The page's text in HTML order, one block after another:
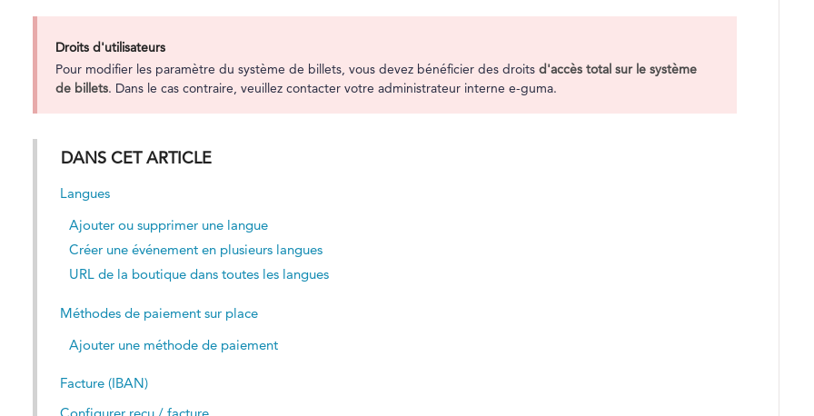
Droits d'utilisateurs
Pour modifier les paramètre du système de billets, vous devez bénéficier des droits d'accès total sur le système
de billets. Dans le cas contraire, veuillez contacter votre administrateur interne e-guma.
DANS CET ARTICLE
Langues
Ajouter ou supprimer une langue
Créer une événement en plusieurs langues
URL de la boutique dans toutes les langues
Méthodes de paiement sur place
Ajouter une méthode de paiement
Facture (IBAN)